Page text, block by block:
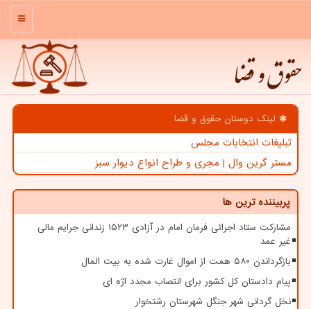
منو
حقوق و قضا
لینک دوستان حقوق و قضا
تبلیغات انتخابات مجلس
مستر گرین وال | مجری و طراح انواع دیوار سبز
پربیننده ترین ها
مشارکت ستاد اجرائی فرمان امام در آزادی ۱۵۲۳ زندانی جرایم مالی
غیر عمد
بازگرداندن ۵۸۰ همت از اموال غارت شده به بیت المال
پیام دادستان کل کشور برای انتصاب مجدد اژه ای
نخل گردانی شهر جنگل شهرستان رشتخوار